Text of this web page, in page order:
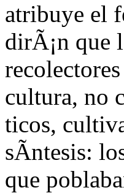
atribuye el
dirÃ¡n que
cultura, no
ticos,
sÃ­ntesis:
que